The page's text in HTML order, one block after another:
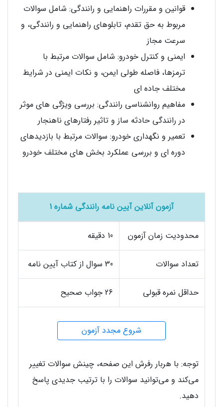
قوانین و مقررات راهنمایی و رانندگی: شامل سوالات
مربوط به حق تقدم، تابلوهای راهنمایی و رانندگی، و
سرعت مجاز
ایمنی و کنترل خودرو: شامل سوالات مرتبط با
ترمزها، فاصله طولی ایمن، و نکات ایمنی در شرایط
مختلف جاده ای
مفاهیم روانشناسی رانندگی: بررسی ویژگی های موثر
در رانندگی حادثه ساز و تاثیر رفتارهای ناهنجار
تعمیر و نگهداری خودرو: سوالات مرتبط با بازدیدهای
دوره ای و بررسی عملکرد بخش های مختلف خودرو
آزمون آنلاین آیین نامه رانندگی شماره 1
محدودیت زمان آزمون 10 دقیقه
تعداد سوالات 30 سوال از کتاب آیین نامه
حداقل نمره قبولی 26 جواب صحیح
شروع مجدد آزمون
توجه: با هربار رفرش این صفحه، چینش سوالات تغییر
می‌کند و می‌توانید سوالات را با ترتیب جدیدی پاسخ
دهید.